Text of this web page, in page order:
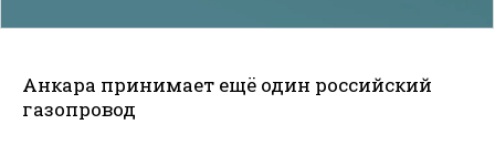
Анкара принимает ещё один российский
газопровод